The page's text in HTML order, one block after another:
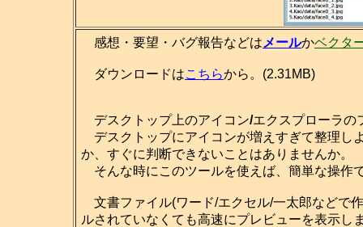
感想・要望・バグ報告などは メールかベクタ
ダウンロードはこちらから。(2.31MB)
デスクトップ上のアイコン/エクスプローラの
デスクトップにアイコンが増えすぎて整理し
か、すぐに判断できないことはありませんか。
そんな時にこのツールを使えば、簡単な操作
文書ファイル(ワード/エクセル/一太郎などで
ルされていなくても高速にプレビューを表示し